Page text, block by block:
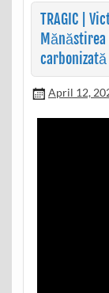
TRAGIC |
carbonizată
April 12,